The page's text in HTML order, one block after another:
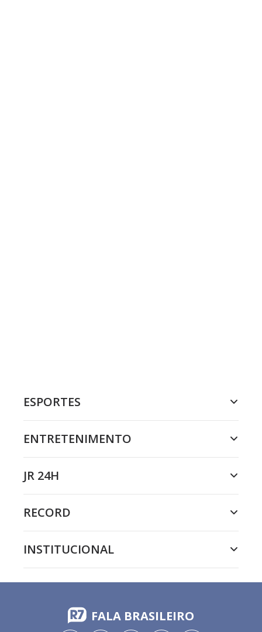
ESPORTES
ENTRETENIMENTO
JR 24H
RECORD
INSTITUCIONAL
FALA BRASILEIRO